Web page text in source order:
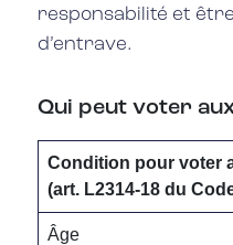
responsabilité et
d’entrave.
Qui peut voter
Condition pour voter
(art. L2314-18 du
Âge